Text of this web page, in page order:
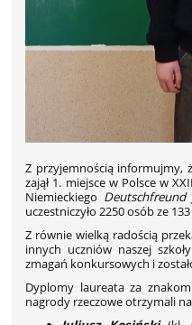
Z przyjemnością informujmy,
zajął 1. miejsce w Polsce w
Niemieckiego Deutschfreund
uczestniczyło 2250 osób ze
Z równie wielką radością
innych uczniów naszej
zmagań konkursowych i
Dyplomy laureata za
nagrody rzeczowe otrzymali